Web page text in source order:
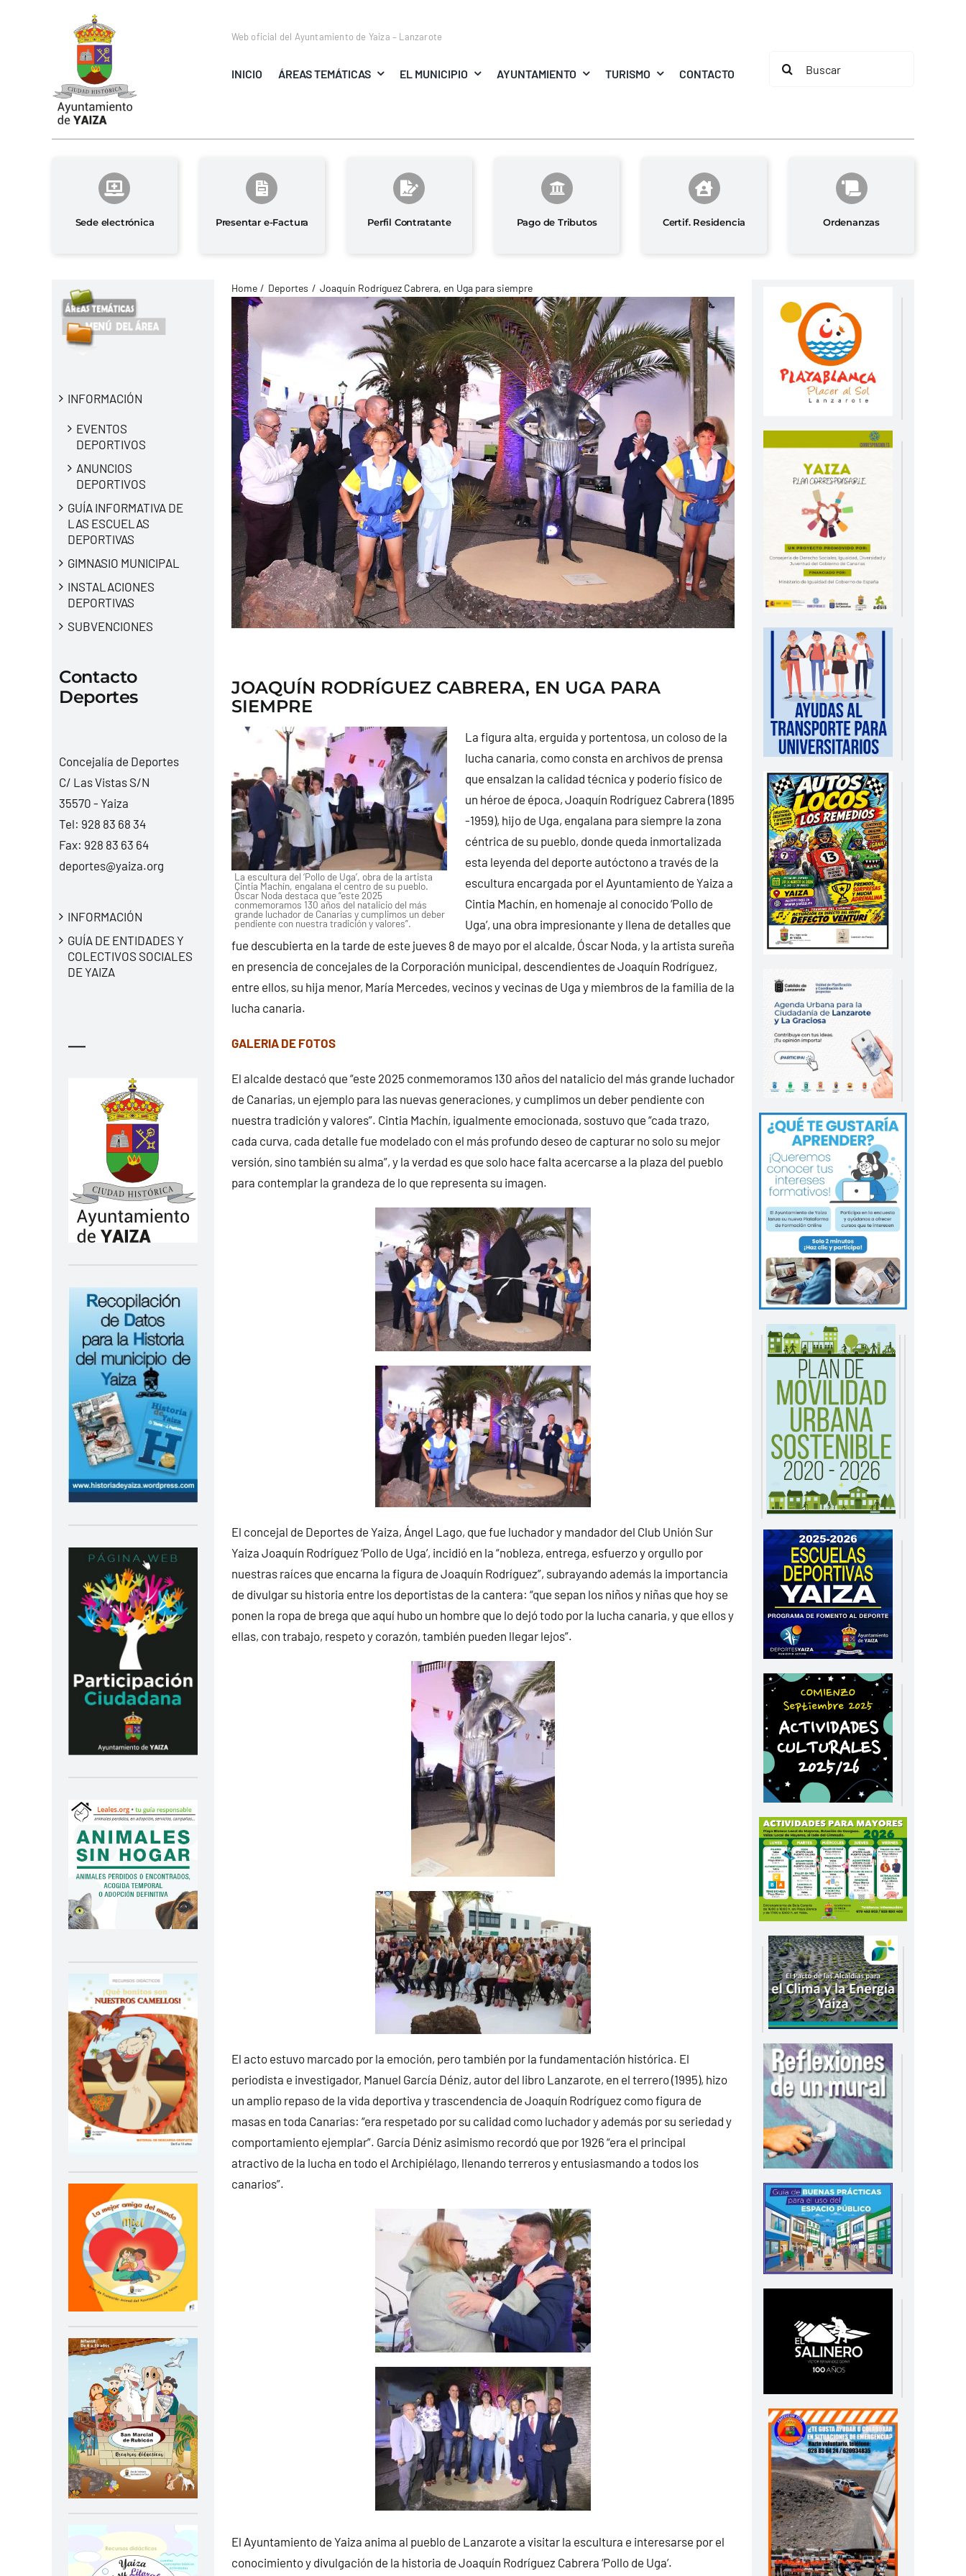
Web oficial del Ayuntamiento de Yaiza – Lanzarote
INICIO ÁREAS TEMÁTICAS EL MUNICIPIO AYUNTAMIENTO TURISMO CONTACTO
Buscar:
Sede electrónica Presentar e-Factura Perfil Contratante Pago de Tributos Certif. Residencia Ordenanzas
INFORMACIÓN
EVENTOS
DEPORTIVOS
ANUNCIOS
DEPORTIVOS
GUÍA INFORMATIVA DE
LAS ESCUELAS
DEPORTIVAS
GIMNASIO MUNICIPAL
INSTALACIONES
DEPORTIVAS
SUBVENCIONES
Contacto
Deportes
Concejalía de Deportes
C/ Las Vistas S/N
35570 - Yaiza
Tel: 928 83 68 34
Fax: 928 83 63 64
deportes@yaiza.org
INFORMACIÓN
GUÍA DE ENTIDADES Y
COLECTIVOS SOCIALES
DE YAIZA
—
Home Deportes Joaquín Rodríguez Cabrera, en Uga para siempre
JOAQUÍN RODRÍGUEZ CABRERA, EN UGA PARA
SIEMPRE
La escultura del ‘Pollo de Uga’, obra de la artista
Cintia Machín, engalana el centro de su pueblo.
Óscar Noda destaca que “este 2025
conmemoramos 130 años del natalicio del más
grande luchador de Canarias y cumplimos un deber
pendiente con nuestra tradición y valores”.
La figura alta, erguida y portentosa, un coloso de la
lucha canaria, como consta en archivos de prensa
que ensalzan la calidad técnica y poderío físico de
un héroe de época, Joaquín Rodríguez Cabrera (1895
-1959), hijo de Uga, engalana para siempre la zona
céntrica de su pueblo, donde queda inmortalizada
esta leyenda del deporte autóctono a través de la
escultura encargada por el Ayuntamiento de Yaiza a
Cintia Machín, en homenaje al conocido ‘Pollo de
Uga’, una obra impresionante y llena de detalles que
fue descubierta en la tarde de este jueves 8 de mayo por el alcalde, Óscar Noda, y la artista sureña
en presencia de concejales de la Corporación municipal, descendientes de Joaquín Rodríguez,
entre ellos, su hija menor, María Mercedes, vecinos y vecinas de Uga y miembros de la familia de la
lucha canaria.
GALERIA DE FOTOS
El alcalde destacó que “este 2025 conmemoramos 130 años del natalicio del más grande luchador
de Canarias, un ejemplo para las nuevas generaciones, y cumplimos un deber pendiente con
nuestra tradición y valores”. Cintia Machín, igualmente emocionada, sostuvo que “cada trazo,
cada curva, cada detalle fue modelado con el más profundo deseo de capturar no solo su mejor
versión, sino también su alma”, y la verdad es que solo hace falta acercarse a la plaza del pueblo
para contemplar la grandeza de lo que representa su imagen.
El concejal de Deportes de Yaiza, Ángel Lago, que fue luchador y mandador del Club Unión Sur
Yaiza Joaquín Rodríguez ‘Pollo de Uga’, incidió en la “nobleza, entrega, esfuerzo y orgullo por
nuestras raíces que encarna la figura de Joaquín Rodríguez”, subrayando además la importancia
de divulgar su historia entre los deportistas de la cantera: “que sepan los niños y niñas que hoy se
ponen la ropa de brega que aquí hubo un hombre que lo dejó todo por la lucha canaria, y que ellos y
ellas, con trabajo, respeto y corazón, también pueden llegar lejos”.
El acto estuvo marcado por la emoción, pero también por la fundamentación histórica. El
periodista e investigador, Manuel García Déniz, autor del libro Lanzarote, en el terrero (1995), hizo
un amplio repaso de la vida deportiva y trascendencia de Joaquín Rodríguez como figura de
masas en toda Canarias: “era respetado por su calidad como luchador y además por su seriedad y
comportamiento ejemplar”. García Déniz asimismo recordó que por 1926 “era el principal
atractivo de la lucha en todo el Archipiélago, llenando terreros y entusiasmando a todos los
canarios”.
El Ayuntamiento de Yaiza anima al pueblo de Lanzarote a visitar la escultura e interesarse por el
conocimiento y divulgación de la historia de Joaquín Rodríguez Cabrera ‘Pollo de Uga’.